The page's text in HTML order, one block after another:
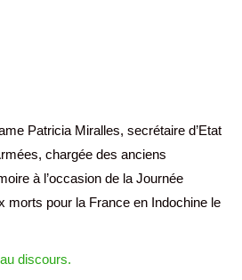
Patricia Miralles, secrétaire d’Etat
chargée des anciens
à l’occasion de la Journée
morts pour la France en Indochine le
discours.